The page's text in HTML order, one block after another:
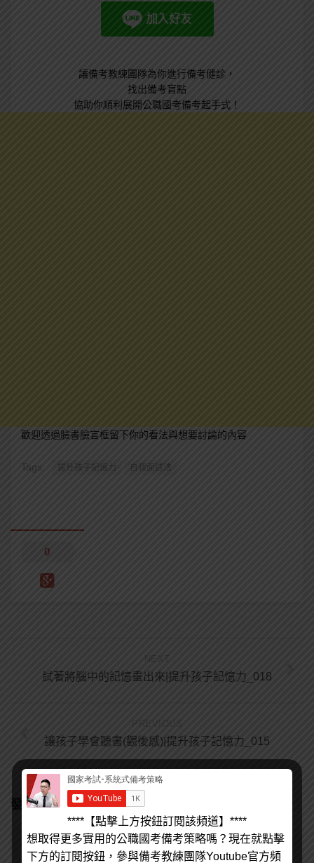
讓備考教練團隊為你進行備考健診，
找出備考盲點
協助你順利展開公職國考備考起手式！
歡迎透過臉書臉言框留下你的看法與想要討論的內容
Tags: 提升孩子記憶力 自我面述法
0
NEXT
試著將腦中的記憶畫出來|提升孩子記憶力_018
PREVIOUS
讓孩子學會聽書(觀後感)|提升孩子記憶力_015
發佈留言
留言 *
****【點擊上方按鈕訂閱該頻道】****
想取得更多實用的公職國考備考策略嗎？現在就點擊
下方的訂閱按鈕，參與備考教練團隊Youtube官方頻